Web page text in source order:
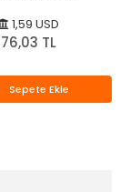
1,59 USD
76,03 TL
Sepete Ekle